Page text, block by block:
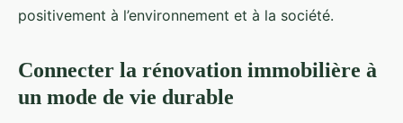
positivement à l’environnement et à la société.
Connecter la rénovation immobilière à
un mode de vie durable